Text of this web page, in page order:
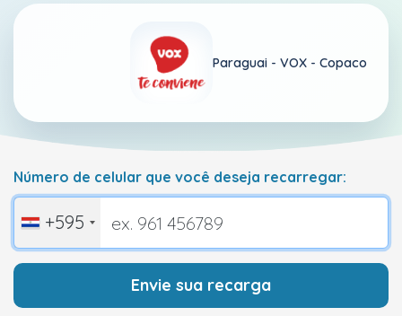
Paraguai - VOX - Copaco
Número de celular que você deseja recarregar:
+595
Envie sua recarga